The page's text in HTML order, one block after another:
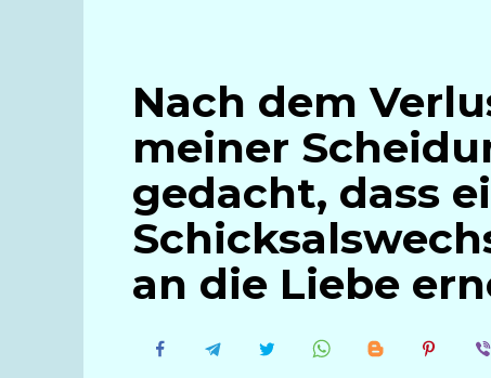
Nach dem
meiner
gedacht, dass
an die Liebe